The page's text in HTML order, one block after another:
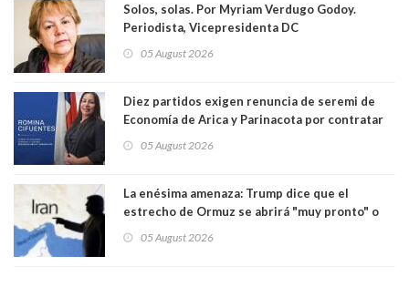
Solos, solas. Por Myriam Verdugo Godoy.
Periodista, Vicepresidenta DC
05 August 2026
Diez partidos exigen renuncia de seremi de
Economía de Arica y Parinacota por contratar
una militante de RN, detenida con 47 kilos de
05 August 2026
La enésima amenaza: Trump dice que el
estrecho de Ormuz se abrirá "muy pronto" o
05 August 2026